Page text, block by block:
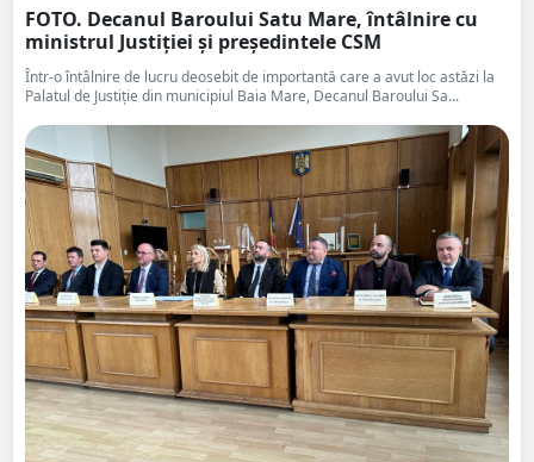
FOTO. Decanul Baroului Satu Mare, întâlnire cu
ministrul Justiției și președintele CSM
Într-o întâlnire de lucru deosebit de importantă care a avut loc astăzi la
Palatul de Justiție din municipiul Baia Mare, Decanul Baroului Sa...